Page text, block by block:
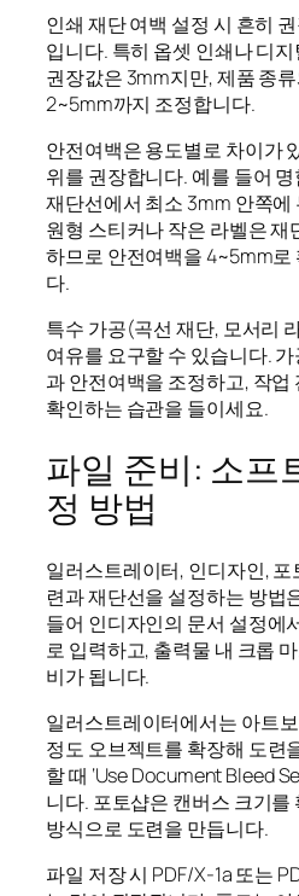
인쇄 재단 여백 설정 시 흔히
입니다. 특히 옵셋 인쇄나 디
권장값은 3mm지만, 제품 종
2~5mm까지 조정합니다.
안전여백은 용도별로 차이가
위를 권장합니다. 예를 들어
재단선에서 최소 3mm 안쪽에
원형 스티커나 작은 라벨은 재
하므로 안전여백을 4~5mm로
다.
특수 가공(곡선 재단, 모서리
여유를 요구할 수 있습니다.
과 안전여백을 조정하고, 작
확인하는 습관을 들이세요.
파일 준비: 소프
정 방법
일러스트레이터, 인디자인, 포
련과 재단선을 설정하는 방법
들어 인디자인의 문서 설정에
로 입력하고, 출력물 내 크롭
비가 됩니다.
일러스트레이터에서는 아트
정도 오브젝트를 확장해 도련
할 때 ‘Use Document Bleed
니다. 포토샵은 캔버스 크기를
방식으로 도련을 만듭니다.
파일 저장 시 PDF/X-1a 또는